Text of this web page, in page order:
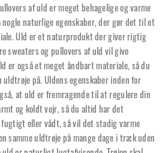
af uld er meget behagelige og varme
nogle naturlige egenskaber, der gør det til et
Uld er et naturprodukt der giver rigtig
sweaters og pullovers af uld vil give
er også et meget åndbart materiale, så du
uldtrøje på. Uldens egenskaber inden for
at uld er fremragende til at regulere din
og koldt vejr, så du altid har det
eller vådt, så vil det stadig varme
samme uldtrøje på mange dage i træk uden